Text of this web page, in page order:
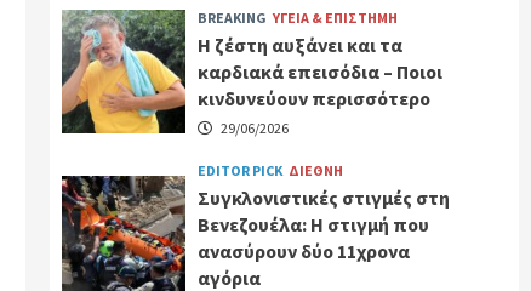
BREAKING ΥΓΕΙΑ & ΕΠΙΣΤΗΜΗ
Η ζέστη αυξάνει και τα
καρδιακά επεισόδια – Ποιοι
κινδυνεύουν περισσότερο
29/06/2026
EDITOR PICK ΔΙΕΘΝΗ
Συγκλονιστικές στιγμές στη
Βενεζουέλα: Η στιγμή που
ανασύρουν δύο 11χρονα
αγόρια